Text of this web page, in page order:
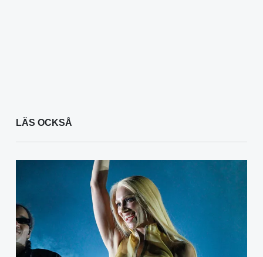
LÄS OCKSÅ